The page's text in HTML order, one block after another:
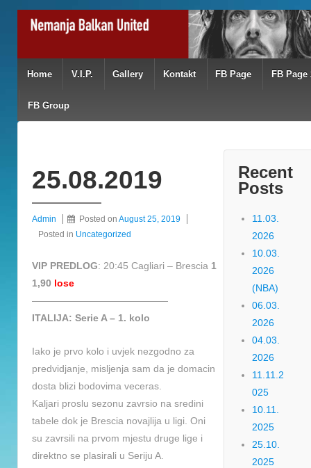
Home V.I.P. Gallery Kontakt FB Page FB Page
FB Group
25.08.2019
Admin Posted on August 25, 2019
Posted in Uncategorized
VIP PREDLOG: 20:45 Cagliari – Brescia 1
1,90 lose
——————————————
ITALIJA: Serie A – 1. kolo
Iako je prvo kolo i uvjek nezgodno za
predvidjanje, misljenja sam da je domacin
dosta blizi bodovima veceras.
Kaljari proslu sezonu zavrsio na sredini
tabele dok je Brescia novajlija u ligi. Oni
su zavrsili na prvom mjestu druge lige i
direktno se plasirali u Seriju A.
Recent
Posts
11.03.
2026
10.03.
2026
(NBA)
06.03.
2026
04.03.
2026
11.11.2
025
10.11.
2025
25.10.
2025